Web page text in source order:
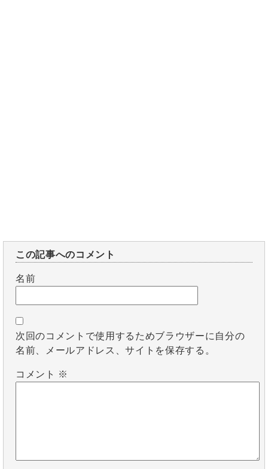
この記事へのコメント
名前
次回のコメントで使用するためブラウザーに自分の
名前、メールアドレス、サイトを保存する。
コメント ※